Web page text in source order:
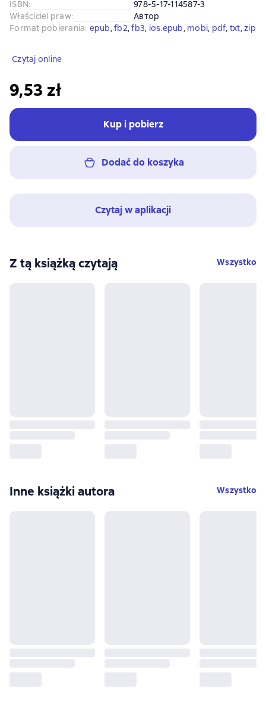
ISBN:
978-5-17-114587-3
Właściciel praw:
Автор
Format pobierania: epub, fb2, fb3, ios.epub, mobi, pdf, txt, zip
Czytaj online
9,53 zł
Kup i pobierz
Dodać do koszyka
Czytaj w aplikacji
Z tą książką czytają Wszystko
Inne książki autora Wszystko